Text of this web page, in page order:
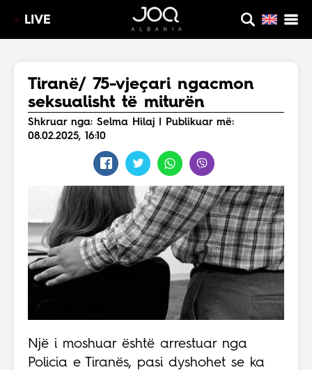
LIVE
Tiranë/ 75-vjeçari ngacmon
seksualisht të miturën
Shkruar nga: Selma Hilaj | Publikuar më:
08.02.2025, 16:10
Një i moshuar është arrestuar nga
Policia e Tiranës, pasi dyshohet se ka